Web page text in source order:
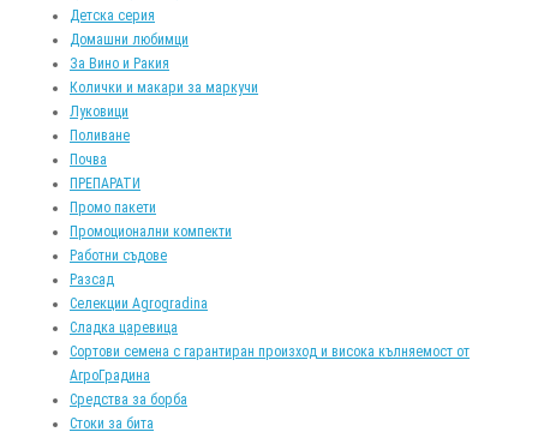
Детска серия
Домашни любимци
За Вино и Ракия
Колички и макари за маркучи
Луковици
Поливане
Почва
ПРЕПАРАТИ
Промо пакети
Промоционални компекти
Работни съдове
Разсад
Селекции Agrogradina
Сладка царевица
Сортови семена с гарантиран произход и висока кълняемост от
АгроГрадина
Средства за борба
Стоки за бита